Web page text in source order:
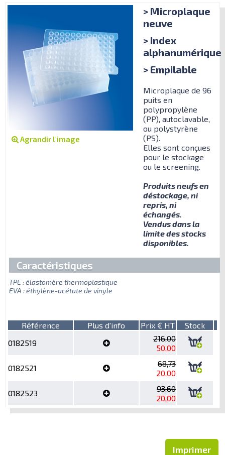
Agrandir l'image
> Microplaque
neuve
> Index
alphanumérique
> Empilable
Microplaque de 96
puits en
polypropylène
(PP), autoclavable,
ou polystyrène
(PS).
Elles sont conçues
pour le stockage
ou le screening.
Produits neufs en
déstockage, ni
repris, ni
échangés.
Vendus dans la
limite des stocks
disponibles.
Caractéristiques
TPE : élastomère thermoplastique
EVA : éthylène-acétate de vinyle
Référence Plus d'info Prix € HT
Stock
0182519
216,00
50,00
0182521
68,73
20,00
0182523
93,60
20,00
Imprimer